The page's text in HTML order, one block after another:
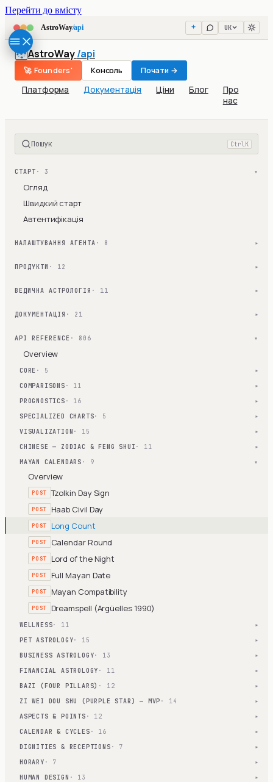
Перейти до вмісту
AstroWay/api UK
AstroWay/api
Платформа Документація Ціни Блог
Про
нас
🚀 Founders' Консоль Почати →
Пошук Ctrl K
СТАРТ · 3 ▾
Огляд
Швидкий старт
Автентифікація
НАЛАШТУВАННЯ АГЕНТА · 8 ▾
ПРОДУКТИ · 12 ▾
ВЕДИЧНА АСТРОЛОГІЯ · 11 ▾
ДОКУМЕНТАЦІЯ · 21 ▾
API REFERENCE · 806 ▾
Overview
CORE · 5 ▾
COMPARISONS · 11 ▾
PROGNOSTICS · 16 ▾
SPECIALIZED CHARTS· 5 ▾
VISUALIZATION · 15 ▾
CHINESE — ZODIAC & FENG SHUI · 11 ▾
MAYAN CALENDARS · 9 ▾
Overview
POST Tzolkin Day Sign
POST Haab Civil Day
POST Long Count
POST Calendar Round
POST Lord of the Night
POST Full Mayan Date
POST Mayan Compatibility
POST Dreamspell (Argüelles 1990)
WELLNESS· 11 ▾
PET ASTROLOGY· 15 ▾
BUSINESS ASTROLOGY· 13 ▾
FINANCIAL ASTROLOGY · 11 ▾
BAZI (FOUR PILLARS) · 12 ▾
ZI WEI DOU SHU (PURPLE STAR) — MVP · 14 ▾
ASPECTS & POINTS · 12 ▾
CALENDAR & CYCLES · 16 ▾
DIGNITIES & RECEPTIONS · 7 ▾
HORARY · 7 ▾
HUMAN DESIGN · 13 ▾